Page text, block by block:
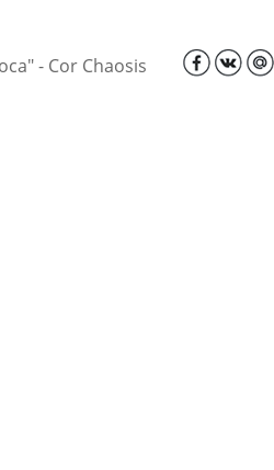
- Cor Chaosis